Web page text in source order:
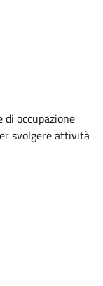
di occupazione
svolgere attività